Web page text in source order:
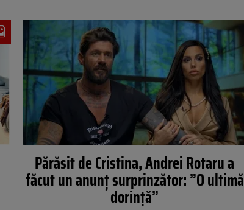
Părăsit de Cristina, Andrei Rotaru a
făcut un anunț surprinzător: ”O ultimă
dorință”